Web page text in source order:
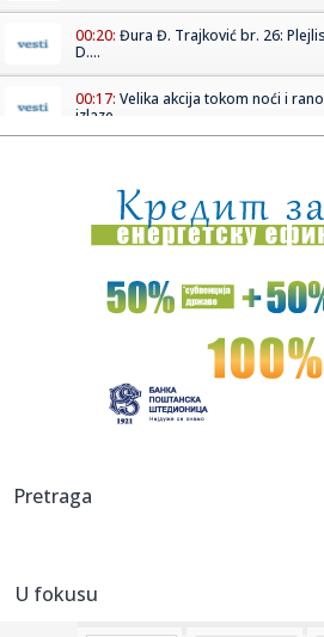
00:20: Đura Đ. Trajković br. 26:
D....
00:17: Velika akcija tokom noći i
izlaze ...
23:54:TEŽAK UDARAC ZA HETAFE
završio sezon...
23:46:Bivši igrač Barselone ide u
Izgubili ste pasoš usred
23:40:Svetske DJ zvezde stižu u
307 ...
23:31:
Pretraga
U fokusu